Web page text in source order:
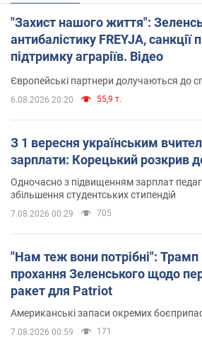
"Захист нашого життя":
антибалістику FREYJA, санкції
підтримку аграріїв. Відео
Європейські партнери долучаються до
6.08.2026 20:20 55,9 т.
З 1 вересня українським
зарплати: Корецький розкрив
Одночасно з підвищенням зарплат
збільшення студентських стипендій
7.08.2026 00:29 705
"Нам теж вони потрібні": Трамп
прохання Зеленського щодо
ракет для Patriot
Американські запаси окремих
7.08.2026 00:59 171